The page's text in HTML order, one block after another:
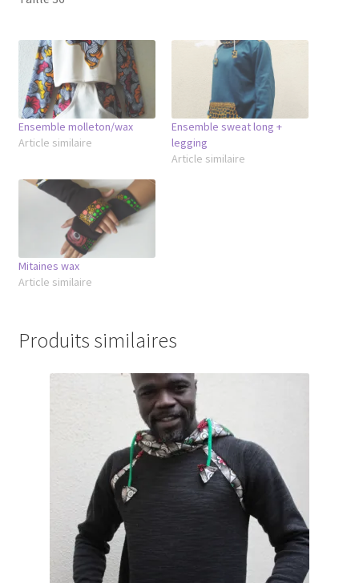
Ensemble molleton/wax
Article similaire
Ensemble sweat long +
legging
Article similaire
Mitaines wax
Article similaire
Produits similaires